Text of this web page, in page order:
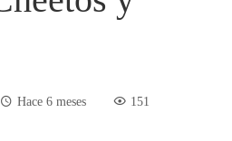
Hace 6 meses 151